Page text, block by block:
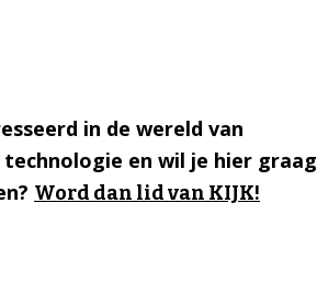
in de wereld van
en wil je hier graag
Word dan lid van KIJK!